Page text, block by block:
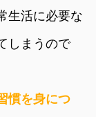
生活に必要な
しまうので
慣を身につ